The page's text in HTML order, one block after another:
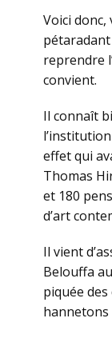
Voici donc,
reprendre
convient.
Il connaît
effet qui
Thomas
et 180
d’art
Il vient
Belouffa
piquée